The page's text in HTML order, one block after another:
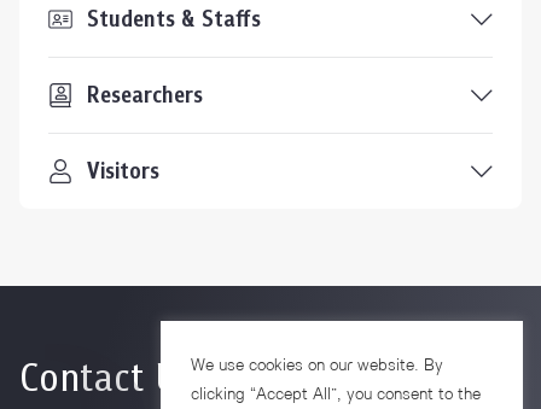
Students & Staffs
Researchers
Visitors
Contact UsWe use cookies on our website. By
clicking “Accept All”, you consent to the